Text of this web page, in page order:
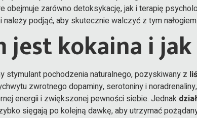
obejmuje zarówno detoksykację, jak i terapię
należy podjąć, aby skutecznie walczyć z tym nałogiem.
jest kokaina i
stymulant pochodzenia naturalnego, pozyskiwany z
zwrotnego dopaminy, serotoniny i
energii i zwiększonej pewności siebie. Jednak
sięgają po kolejną dawkę, aby utrzymać